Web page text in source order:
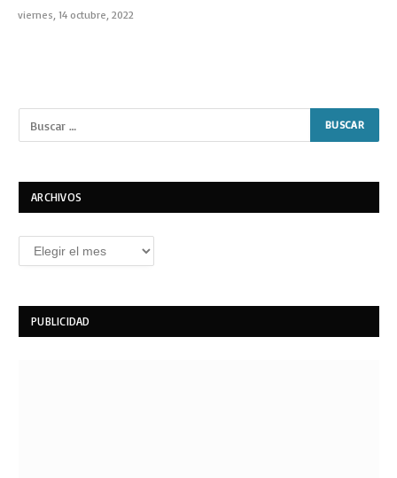
viernes, 14 octubre, 2022
ARCHIVOS
Archivos
PUBLICIDAD